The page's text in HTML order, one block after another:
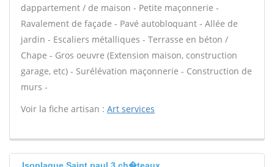
dappartement / de maison - Petite maçonnerie -
Ravalement de façade - Pavé autobloquant - Allée de
jardin - Escaliers métalliques - Terrasse en béton /
Chape - Gros oeuvre (Extension maison, construction
garage, etc) - Surélévation maçonnerie - Construction de
murs -
Voir la fiche artisan : Art services